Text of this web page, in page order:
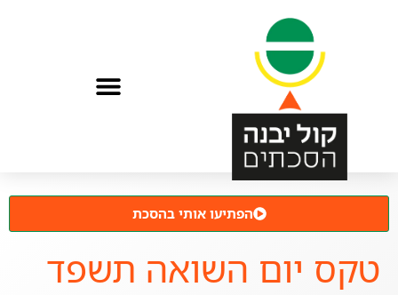
הפתיעו אותי בהסכת
טקס יום השואה תשפד